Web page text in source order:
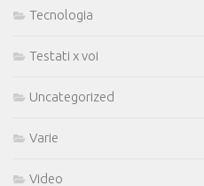
Tecnologia
Testati x voi
Uncategorized
Varie
Video